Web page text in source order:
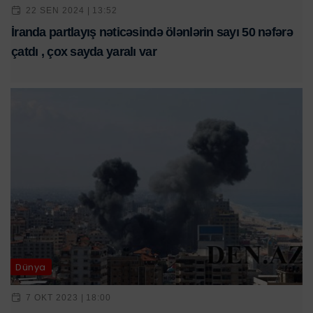
22 SEN 2024 | 13:52
İranda partlayış nəticəsində ölənlərin sayı 50 nəfərə
çatdı , çox sayda yaralı var
Dünya
7 OKT 2023 | 18:00